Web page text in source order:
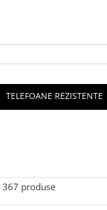
TELEFOANE REZISTENTE
367 produse